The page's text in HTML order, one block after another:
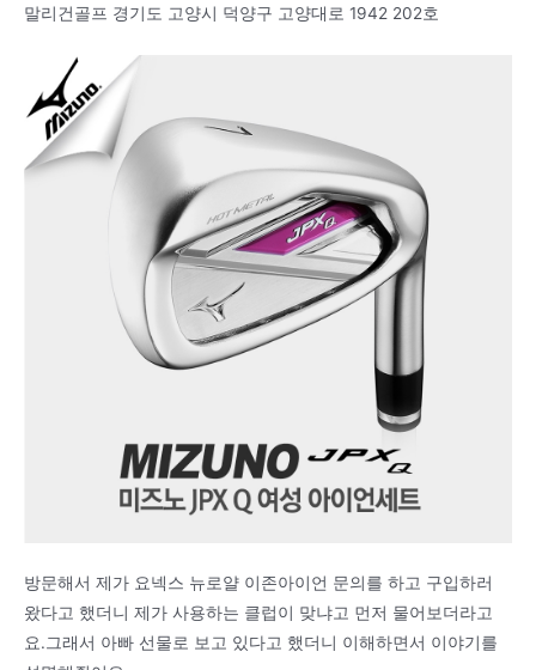
말리건골프 경기도 고양시 덕양구 고양대로 1942 202호
방문해서 제가 요넥스 뉴로얄 이존아이언 문의를 하고 구입하러
왔다고 했더니 제가 사용하는 클럽이 맞냐고 먼저 물어보더라고
요.그래서 아빠 선물로 보고 있다고 했더니 이해하면서 이야기를